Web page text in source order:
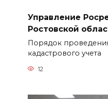
Управление
Ростовской
Порядок
кадастрового учета
12